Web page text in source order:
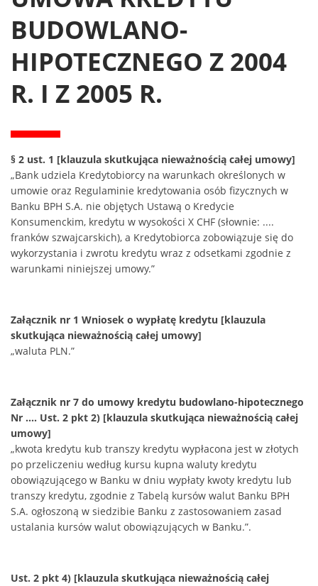
BUDOWLANO-
HIPOTECZNEGO Z 2004
R. I Z 2005 R.
§ 2 ust. 1 [klauzula skutkująca nieważnością całej umowy]
„Bank udziela Kredytobiorcy na warunkach określonych w
umowie oraz Regulaminie kredytowania osób fizycznych w
Banku BPH S.A. nie objętych Ustawą o Kredycie
Konsumenckim, kredytu w wysokości X CHF (słownie: ....
franków szwajcarskich), a Kredytobiorca zobowiązuje się do
wykorzystania i zwrotu kredytu wraz z odsetkami zgodnie z
warunkami niniejszej umowy.”
Załącznik nr 1 Wniosek o wypłatę kredytu [klauzula
skutkująca nieważnością całej umowy]
„waluta PLN.”
Załącznik nr 7 do umowy kredytu budowlano-hipotecznego
Nr .... Ust. 2 pkt 2) [klauzula skutkująca nieważnością całej
umowy]
„kwota kredytu kub transzy kredytu wypłacona jest w złotych
po przeliczeniu według kursu kupna waluty kredytu
obowiązującego w Banku w dniu wypłaty kwoty kredytu lub
transzy kredytu, zgodnie z Tabelą kursów walut Banku BPH
S.A. ogłoszoną w siedzibie Banku z zastosowaniem zasad
ustalania kursów walut obowiązujących w Banku.”.
Ust. 2 pkt 4) [klauzula skutkująca nieważnością całej